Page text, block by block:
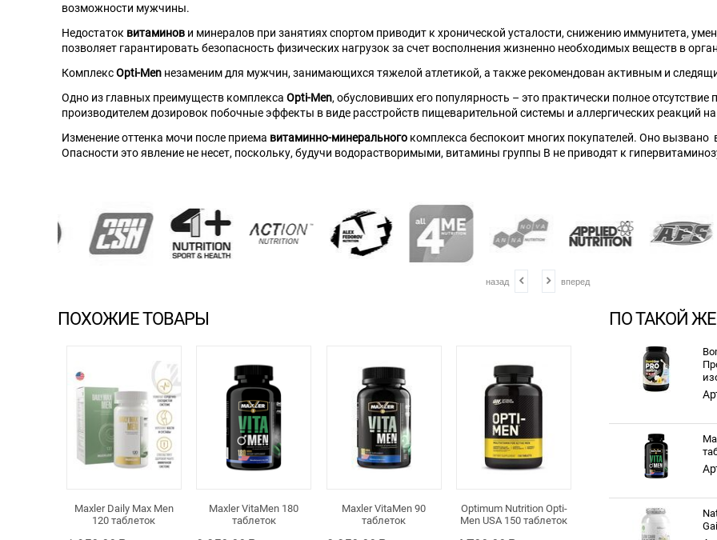
возможности мужчины.
Недостаток витаминов и минералов при занятиях спортом приводит к хронической усталости, снижению иммунитета,
позволяет гарантировать безопасность физических нагрузок за счет восполнения жизненно необходимых веществ в
КомплексOpti-Men незаменим для мужчин, занимающихся тяжелой атлетикой, а также рекомендован активным и
Одно из главных преимуществ комплекса Opti-Men, обусловивших его популярность – это практически полное
производителем дозировок побочные эффекты в виде расстройств пищеварительной системы и аллергических реакций
Изменение оттенка мочи после приема витаминно-минерального комплекса беспокоит многих покупателей. Оно
Опасности это явление не несет, поскольку, будучи водорастворимыми, витамины группы B не приводят к
назад вперед
ПОХОЖИЕ ТОВАРЫ
Maxler Daily Max Men
120 таблеток
Maxler VitaMen 180
таблеток
Maxler VitaMen 90
таблеток
Optimum Nutrition Opti-
Men USA 150 таблеток
ПО ТАКОЙ